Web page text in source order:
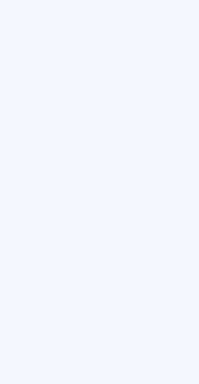
digitale, SEO,